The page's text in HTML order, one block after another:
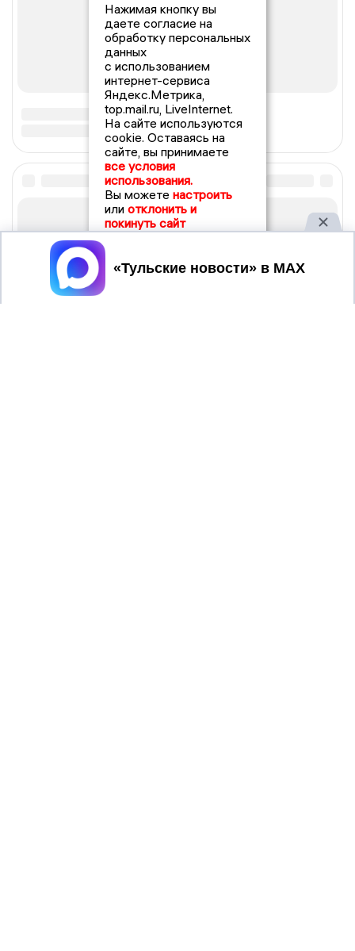
Нажимая кнопку вы
даете согласие на
обработку персональных
данных
с использованием
интернет-сервиса
Яндекс.Метрика,
top.mail.ru, LiveInternet.
На сайте используются
cookie. Оставаясь на
сайте, вы принимаете
все условия
использования.
Вы можете настроить
или отклонить и
покинуть сайт
Принять